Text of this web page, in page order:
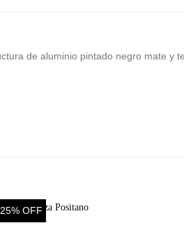
de aluminio pintado negro mate y
25% OFF